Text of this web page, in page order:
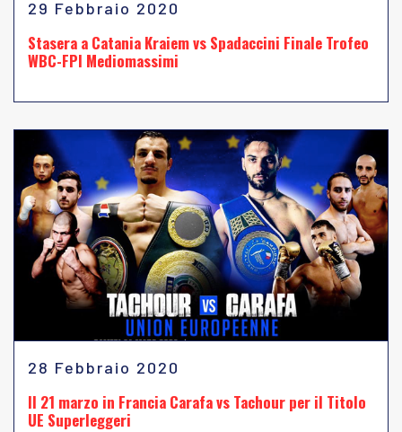
29 Febbraio 2020
Stasera a Catania Kraiem vs Spadaccini Finale Trofeo
WBC-FPI Mediomassimi
28 Febbraio 2020
Il 21 marzo in Francia Carafa vs Tachour per il Titolo
UE Superleggeri